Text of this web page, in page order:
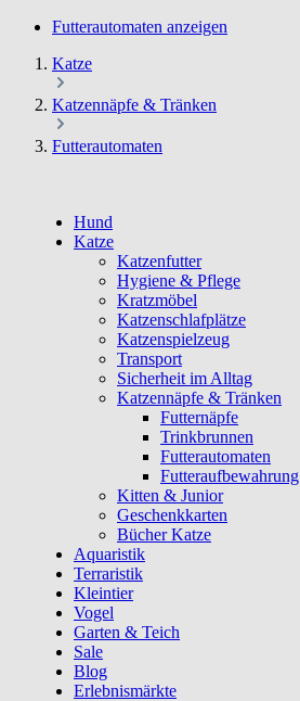
Futterautomaten anzeigen
Katze
Katzennäpfe & Tränken
Futterautomaten
Hund
Katze
Katzenfutter
Hygiene & Pflege
Kratzmöbel
Katzenschlafplätze
Katzenspielzeug
Transport
Sicherheit im Alltag
Katzennäpfe & Tränken
Futternäpfe
Trinkbrunnen
Futterautomaten
Futteraufbewahrung
Kitten & Junior
Geschenkkarten
Bücher Katze
Aquaristik
Terraristik
Kleintier
Vogel
Garten & Teich
Sale
Blog
Erlebnismärkte